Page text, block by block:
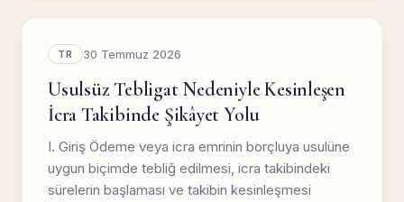
TR 30 Temmuz 2026
Usulsüz Tebligat Nedeniyle Kesinleşen
İcra Takibinde Şikâyet Yolu
I. Giriş Ödeme veya icra emrinin borçluya usulüne
uygun biçimde tebliğ edilmesi, icra takibindeki
sürelerin başlaması ve takibin kesinleşmesi